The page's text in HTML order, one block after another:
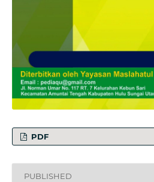
PDF
PUBLISHED